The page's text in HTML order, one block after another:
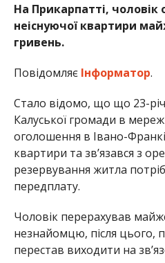
На Прикарпатті, чоловік
неіснуючої квартири
гривень.
Повідомляє Інформатор.
Стало відомо, що що 23-
Калуської громади в
оголошення в Івано-
квартири та зв’язався з
резервування житла
передплату.
Чоловік перерахував
незнайомцю, після цього,
перестав виходити на